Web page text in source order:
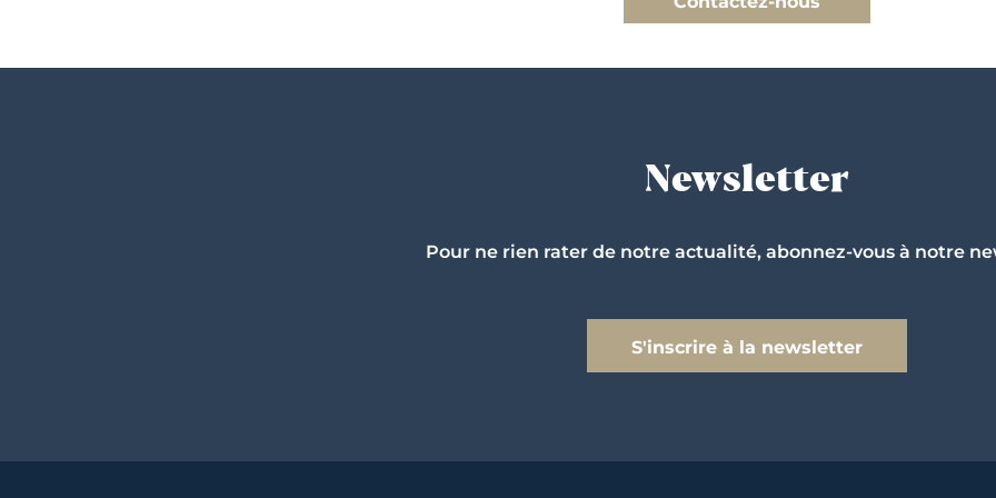
Newsletter
Pour ne rien rater de notre actualité, abonnez-vous à notre
S'inscrire à la newsletter